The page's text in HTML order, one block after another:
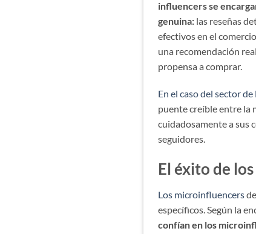
influencers se
genuina: las reseñas
efectivos en el
una recomendación
propensa a comprar.
En el caso del sector de
puente creíble entre la
cuidadosamente a sus
seguidores.
El éxito de
Los microinfluencers
específicos. Según la
confían en los